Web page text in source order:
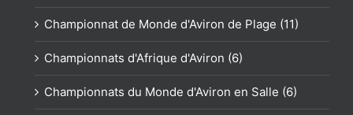
Championnat de Monde d'Aviron de Plage (11)
Championnats d'Afrique d'Aviron (6)
Championnats du Monde d'Aviron en Salle (6)